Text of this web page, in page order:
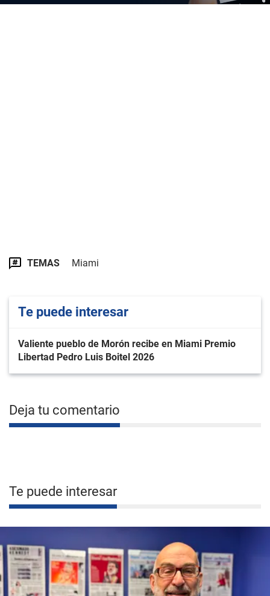
TEMAS Miami
Te puede interesar
Valiente pueblo de Morón recibe en Miami Premio
Libertad Pedro Luis Boitel 2026
Deja tu comentario
Te puede interesar